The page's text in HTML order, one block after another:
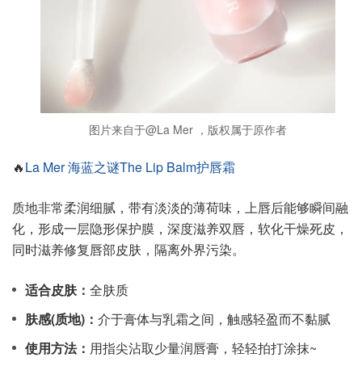
图片来自于@La Mer ，版权属于原作者
🔥La Mer 海蓝之谜The Lip Balm护唇霜
质地非常柔润细腻，带有淡淡的薄荷味，上唇后能够瞬间融
化，形成一层隐形保护膜，深度滋养双唇，软化干燥死皮，
同时滋养修复唇部皮肤，隔离外界污染。
适合皮肤： 全肤质
肤感(质地)： 介于膏体与乳霜之间，触感轻盈而不黏腻
使用方法： 用指尖沾取少量润唇膏，轻轻拍打涂抹~